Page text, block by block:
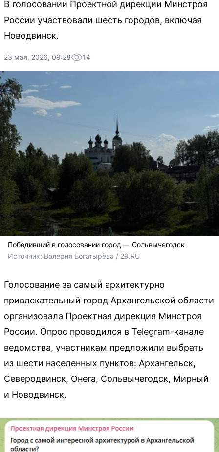
В голосовании Проектной дирекции Минстроя
России участвовали шесть городов, включая
Новодвинск.
23 мая, 2026, 09:28 14
Победивший в голосовании город — Сольвычегодск
Источник: Валерия Богатырёва / 29.RU
Голосование за самый архитектурно
привлекательный город Архангельской области
организовала Проектная дирекция Минстроя
России. Опрос проводился в Telegram-канале
ведомства, участникам предложили выбрать
из шести населенных пунктов: Архангельск,
Северодвинск, Онега, Сольвычегодск, Мирный
и Новодвинск.